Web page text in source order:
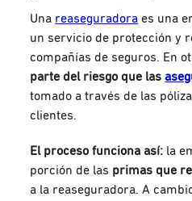
Una reaseguradora es una
un servicio de protección y
compañías de seguros. En
parte del riesgo que las
tomado a través de las
clientes.
El proceso funciona así: la
porción de las primas que
a la reaseguradora. A